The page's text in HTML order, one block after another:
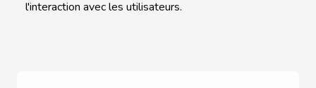
l'interaction avec les utilisateurs.